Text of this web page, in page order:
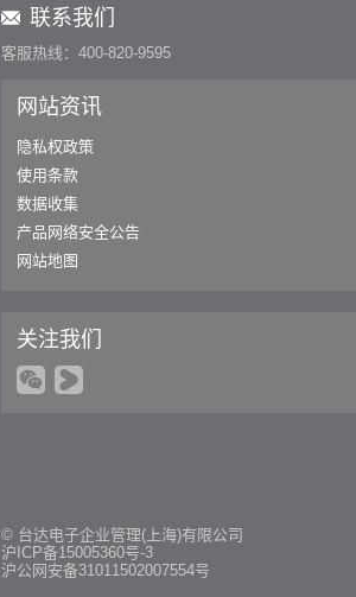
联系我们
客服热线：400-820-9595
网站资讯
隐私权政策
使用条款
数据收集
产品网络安全公告
网站地图
关注我们
© 台达电子企业管理(上海)有限公司
沪ICP备15005360号-3
沪公网安备31011502007554号